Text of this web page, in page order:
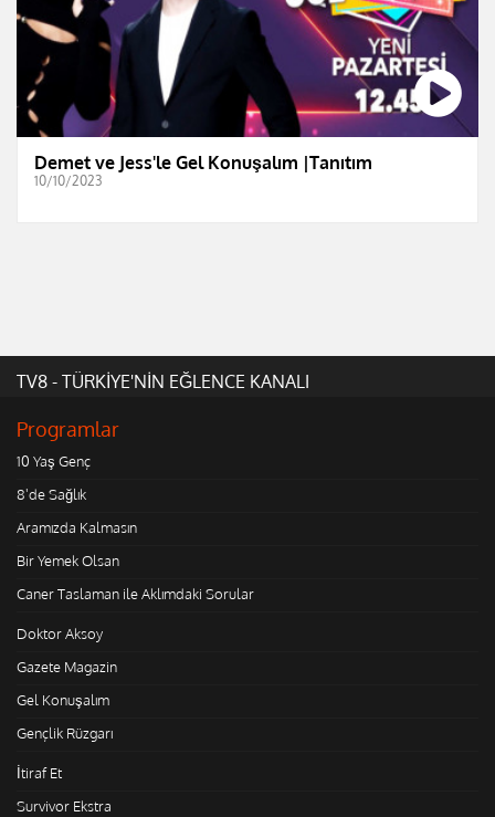
Demet ve Jess'le Gel Konuşalım |Tanıtım
10/10/2023
TV8 - TÜRKİYE'NİN EĞLENCE KANALI
Programlar
10 Yaş Genç
8'de Sağlık
Aramızda Kalmasın
Bir Yemek Olsan
Caner Taslaman ile Aklımdaki Sorular
Doktor Aksoy
Gazete Magazin
Gel Konuşalım
Gençlik Rüzgarı
İtiraf Et
Survivor Ekstra